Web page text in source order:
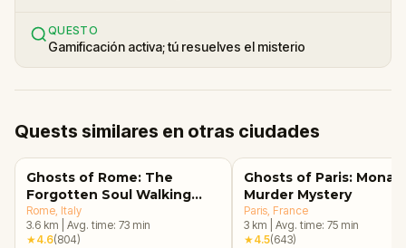
QUESTO
Gamificación activa; tú resuelves el misterio
Quests similares en otras ciudades
Ghosts of Rome: The
Forgotten Soul Walking
Tour & Escape Game
Rome , Italy
3.6 km Avg. time: 73 min
★4.6(804)
Ghosts of Paris: Mona
Murder Mystery
Paris , France
3 km Avg. time: 75 min
★4.5(643)